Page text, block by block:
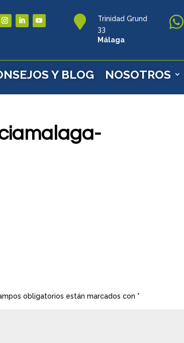

Trinidad Grund
33
Málaga

Y BLOG NOSOTROS
obligatorios están marcados con*